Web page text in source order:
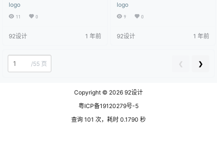
了金色为主色调，整体风格简洁大
气，适合影视行业。标志中的字母“A
星，象征着卓越与辉煌。下方的中
N CO. LIMITED”清晰对齐，传达出
专业与国际化的特点。整体设计突
logo
11 0
92设计 1 年前
简洁而现代的风格，以蓝色和红色
为主色调，视觉效果鲜明且富有层
器，象征着科技与创新。右侧的中
出专业与可靠的品牌形象。整体设
计适用于化工、科技、医药等行
logo
9 0
92设计 1 年前
/55 页 ❮ ❯
Copyright © 2026 92设计
粤ICP备19120279号-5
查询 101 次，耗时 0.1790 秒